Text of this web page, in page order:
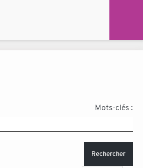
Mots-clés :
Rechercher